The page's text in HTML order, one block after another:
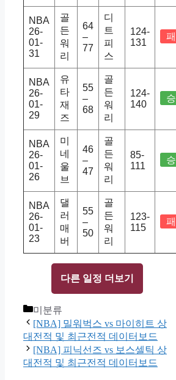
NBA
26-
01-
31
골
든
워
리
64
–
77
디
트
피
스
124-
131
패
NBA
26-
01-
29
유
타
재
즈
55
–
68
골
든
워
리
124-
140
승
NBA
26-
01-
26
미
네
울
브
46
–
47
골
든
워
리
85-
111
승
NBA
26-
01-
23
댈
러
매
버
55
–
50
골
든
워
리
123-
115
패
다른 일정 더보기
Categories
미분류
[NBA] 밀워벅스 vs 마이히트 상
대전적 및 최근전적 데이터보드
[NBA] 피닉선즈 vs 보스셀틱 상
대전적 및 최근전적 데이터보드